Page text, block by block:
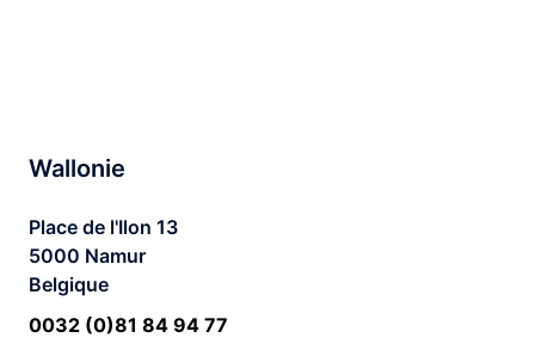
Wallonie
Place de l'Ilon 13
5000 Namur
Belgique
0032 (0)81 84 94 77